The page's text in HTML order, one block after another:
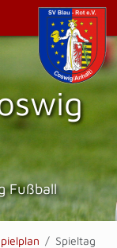
Fußball
Spieltag